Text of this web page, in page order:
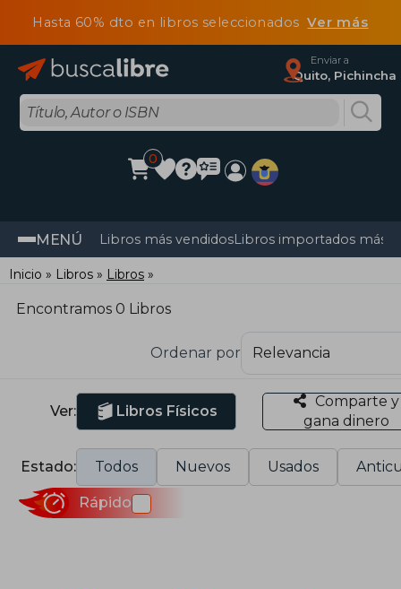
Hasta 60% dto en libros seleccionadosVer más
Enviar a
Quito, Pichincha
0
MENÚ Libros más vendidosLibros importados más
Inicio Libros Libros
Encontramos 0 Libros
Ordenar por
Ver: Libros Físicos
Comparte y
gana dinero
Estado: Todos Nuevos Usados
Rápido